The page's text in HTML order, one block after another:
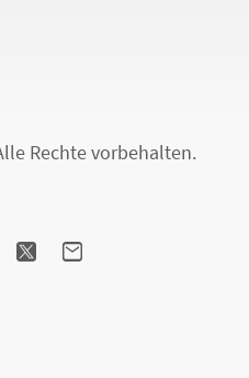
Rechte vorbehalten.